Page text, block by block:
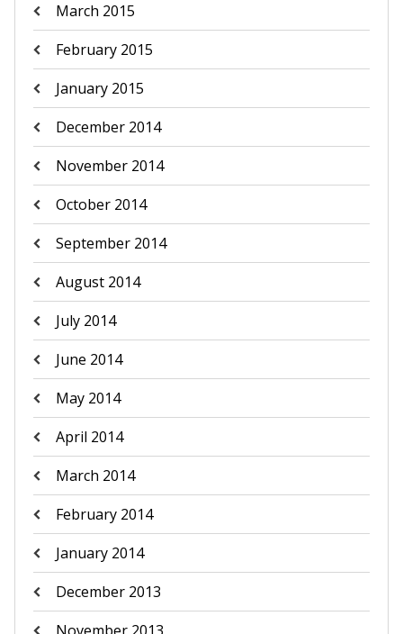
March 2015
February 2015
January 2015
December 2014
November 2014
October 2014
September 2014
August 2014
July 2014
June 2014
May 2014
April 2014
March 2014
February 2014
January 2014
December 2013